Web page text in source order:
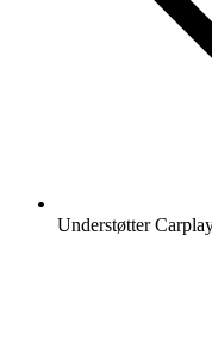
Understøtter